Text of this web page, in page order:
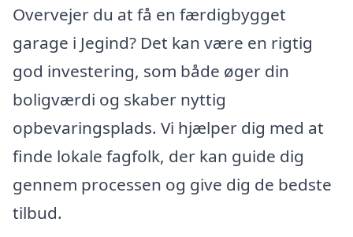
Overvejer du at få en færdigbygget
garage i Jegind? Det kan være en rigtig
god investering, som både øger din
boligværdi og skaber nyttig
opbevaringsplads. Vi hjælper dig med at
finde lokale fagfolk, der kan guide dig
gennem processen og give dig de bedste
tilbud.